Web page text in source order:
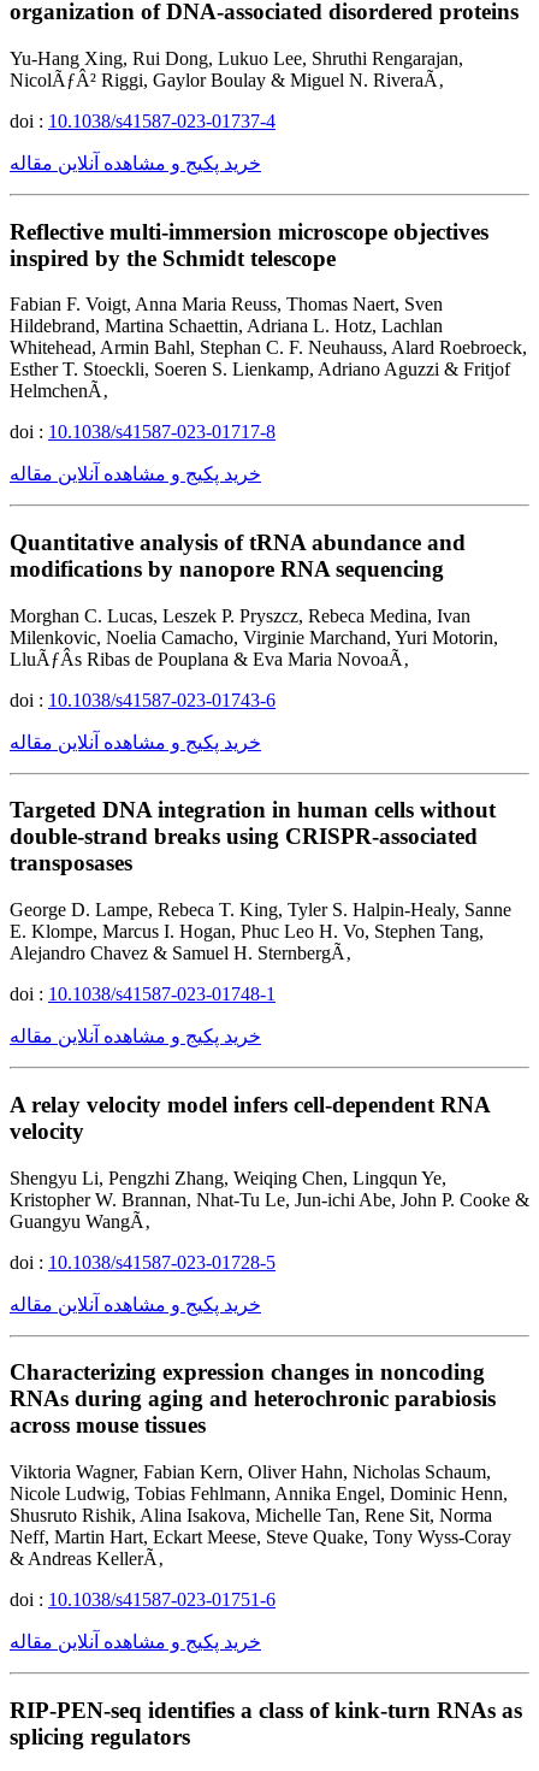
organization of DNA-associated disordered proteins
Yu-Hang Xing, Rui Dong, Lukuo Lee, Shruthi Rengarajan,
NicolÃƒÂ² Riggi, Gaylor Boulay & Miguel N. RiveraÃ‚
doi : 10.1038/s41587-023-01737-4
خرید پکیج و مشاهده آنلاین مقاله
Reflective multi-immersion microscope objectives
inspired by the Schmidt telescope
Fabian F. Voigt, Anna Maria Reuss, Thomas Naert, Sven
Hildebrand, Martina Schaettin, Adriana L. Hotz, Lachlan
Whitehead, Armin Bahl, Stephan C. F. Neuhauss, Alard Roebroeck,
Esther T. Stoeckli, Soeren S. Lienkamp, Adriano Aguzzi & Fritjof
HelmchenÃ‚
doi : 10.1038/s41587-023-01717-8
خرید پکیج و مشاهده آنلاین مقاله
Quantitative analysis of tRNA abundance and
modifications by nanopore RNA sequencing
Morghan C. Lucas, Leszek P. Pryszcz, Rebeca Medina, Ivan
Milenkovic, Noelia Camacho, Virginie Marchand, Yuri Motorin,
LluÃƒÂ­s Ribas de Pouplana & Eva Maria NovoaÃ‚
doi : 10.1038/s41587-023-01743-6
خرید پکیج و مشاهده آنلاین مقاله
Targeted DNA integration in human cells without
double-strand breaks using CRISPR-associated
transposases
George D. Lampe, Rebeca T. King, Tyler S. Halpin-Healy, Sanne
E. Klompe, Marcus I. Hogan, Phuc Leo H. Vo, Stephen Tang,
Alejandro Chavez & Samuel H. SternbergÃ‚
doi : 10.1038/s41587-023-01748-1
خرید پکیج و مشاهده آنلاین مقاله
A relay velocity model infers cell-dependent RNA
velocity
Shengyu Li, Pengzhi Zhang, Weiqing Chen, Lingqun Ye,
Kristopher W. Brannan, Nhat-Tu Le, Jun-ichi Abe, John P. Cooke &
Guangyu WangÃ‚
doi : 10.1038/s41587-023-01728-5
خرید پکیج و مشاهده آنلاین مقاله
Characterizing expression changes in noncoding
RNAs during aging and heterochronic parabiosis
across mouse tissues
Viktoria Wagner, Fabian Kern, Oliver Hahn, Nicholas Schaum,
Nicole Ludwig, Tobias Fehlmann, Annika Engel, Dominic Henn,
Shusruto Rishik, Alina Isakova, Michelle Tan, Rene Sit, Norma
Neff, Martin Hart, Eckart Meese, Steve Quake, Tony Wyss-Coray
& Andreas KellerÃ‚
doi : 10.1038/s41587-023-01751-6
خرید پکیج و مشاهده آنلاین مقاله
RIP-PEN-seq identifies a class of kink-turn RNAs as
splicing regulators